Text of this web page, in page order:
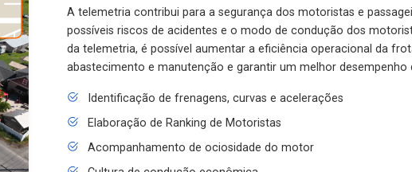
A telemetria contribui para a segurança dos motoristas e
possíveis riscos de acidentes e o modo de condução dos
da telemetria, é possível aumentar a eficiência operacional da
abastecimento e manutenção e garantir um melhor desempenho
Identificação de frenagens, curvas e acelerações
Elaboração de Ranking de Motoristas
Acompanhamento de ociosidade do motor
Cultura de condução econômica